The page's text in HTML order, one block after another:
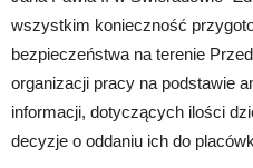
wszystkim konieczność
bezpieczeństwa na terenie
organizacji pracy na podstawie
informacji, dotyczących ilości
decyzje o oddaniu ich do